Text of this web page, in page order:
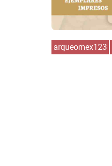
arqueomex123